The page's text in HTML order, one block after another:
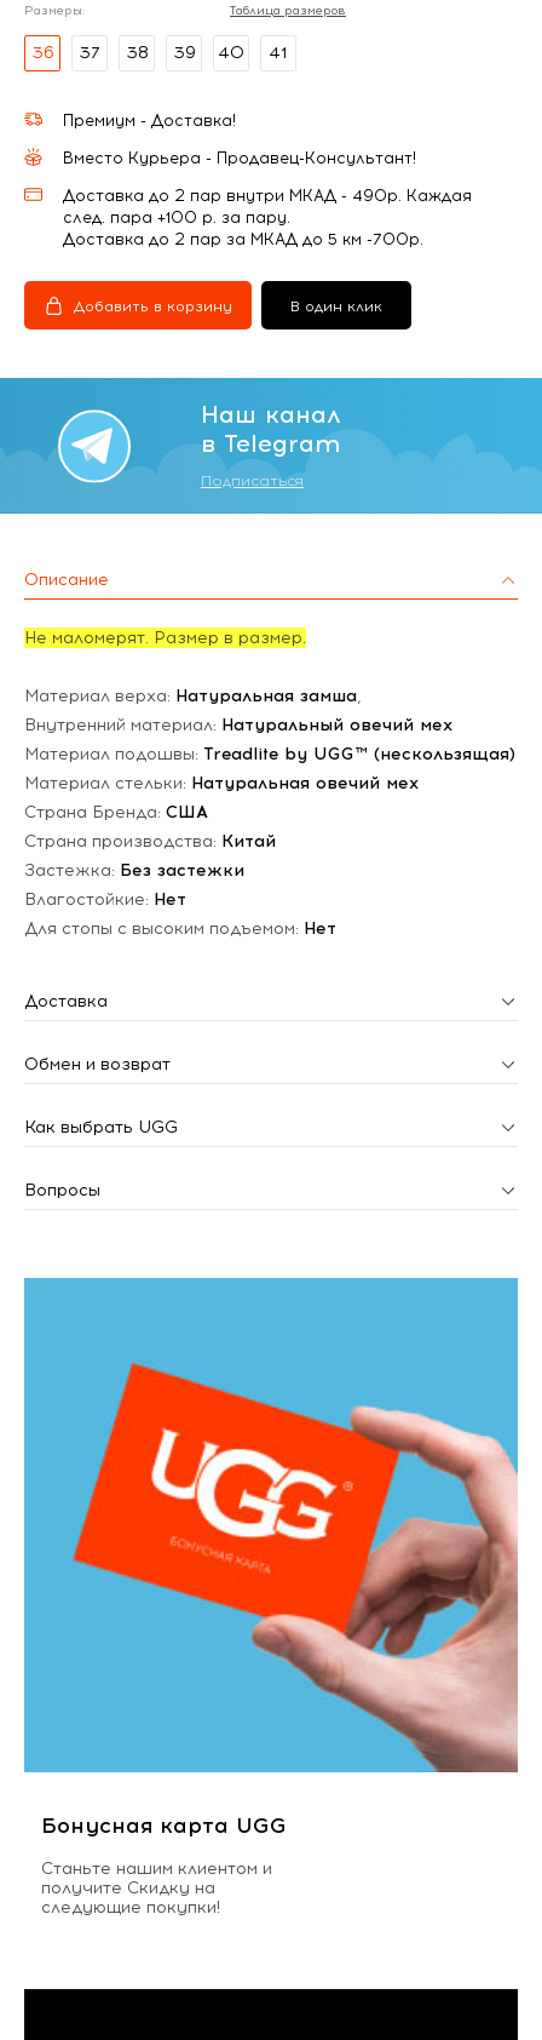
Размеры: Таблица размеров
36 37 38 39 40 41
Премиум - Доставка!
Вместо Курьера - Продавец-Консультант!
Доставка до 2 пар внутри МКАД - 490р. Каждая
след. пара +100 р. за пару.
Доставка до 2 пар за МКАД до 5 км -700р.
Добавить в корзину В один клик
Наш канал
в Telegram
Подписаться
Описание
Не маломерят. Размер в размер.
Материал верха: Натуральная замша,
Внутренний материал: Натуральный овечий мех
Материал подошвы: Treadlite by UGG™ (нескользящая)
Материал стельки: Натуральная овечий мех
Страна Бренда: США
Страна производства: Китай
Застежка: Без застежки
Влагостойкие: Нет
Для стопы с высоким подъемом: Нет
Доставка
Обмен и возврат
Как выбрать UGG
Вопросы
Бонусная карта UGG
Станьте нашим клиентом и
получите Скидку на
следующие покупки!